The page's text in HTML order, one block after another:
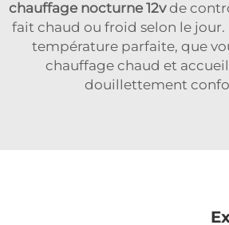
chauffage nocturne 12vde
fait chaud ou froid selon le jour.
température parfaite, que
chauffage chaud et
douillettement